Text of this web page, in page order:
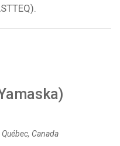
Québec, Canada